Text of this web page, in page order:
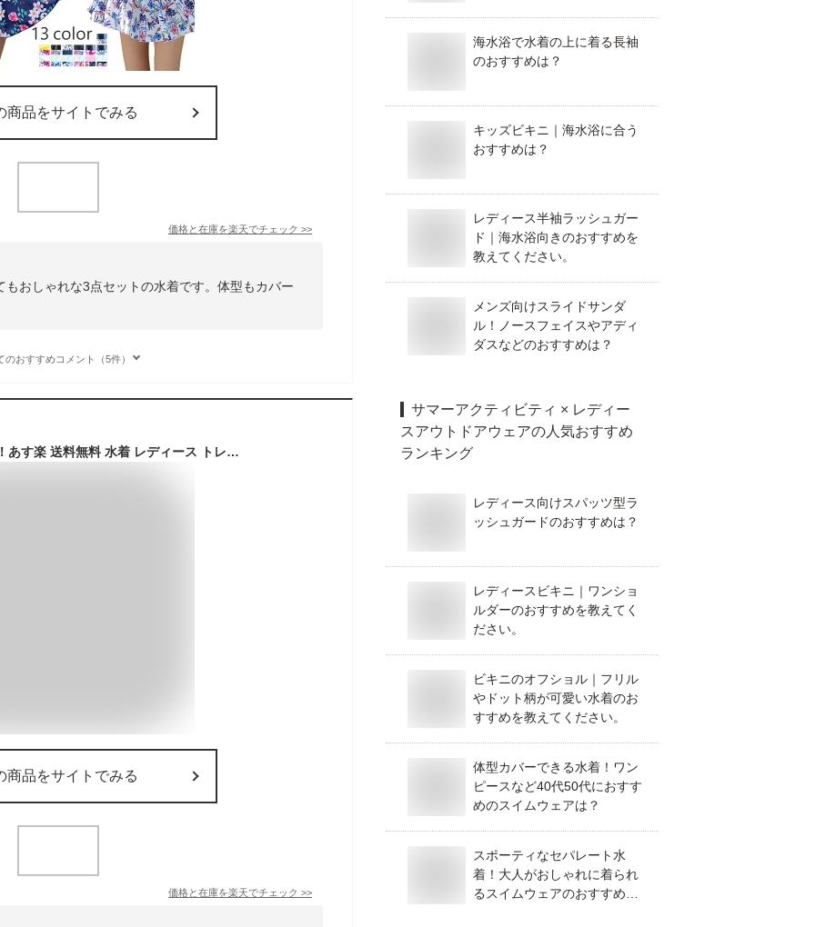
商品をサイトでみる
価格と在庫を楽天でチェック >>
おしゃれな3点セットの水着です。体型もカバー
のおすすめコメント（5件）
雑誌la farfa掲載商品！あす楽 送料無料 水着 レディース トレンド 水着 ビキニ フレア水着 花柄 2点セットフリル ビキニ/S/M/L 通販 楽天 mizugi セパレート ぽっちゃり 女の子 ママ 水着 体型カバー
商品をサイトでみる
価格と在庫を楽天でチェック >>
海水浴で水着の上に着る長袖
のおすすめは？
キッズビキニ｜海水浴に合う
おすすめは？
レディース半袖ラッシュガー
ド｜海水浴向きのおすすめを
教えてください。
メンズ向けスライドサンダ
ル！ノースフェイスやアディ
ダスなどのおすすめは？
サマーアクティビティ × レディー
スアウトドアウェアの人気おすすめ
ランキング
レディース向けスパッツ型ラ
ッシュガードのおすすめは？
レディースビキニ｜ワンショ
ルダーのおすすめを教えてく
ださい。
ビキニのオフショル｜フリル
やドット柄が可愛い水着のお
すすめを教えてください。
体型カバーできる水着！ワン
ピースなど40代50代におすす
めのスイムウェアは？
スポーティなセパレート水
着！大人がおしゃれに着られ
るスイムウェアのおすすめ